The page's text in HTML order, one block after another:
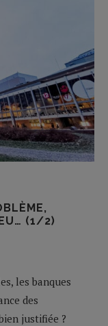
(1/2)
les banques
des
justifiée ?